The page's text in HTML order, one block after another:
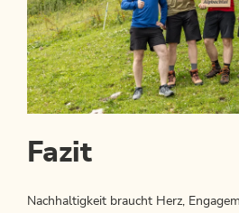
Fazit
Nachhaltigkeit braucht Herz,